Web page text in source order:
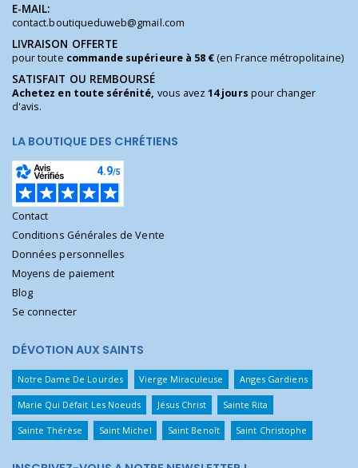
E-MAIL:
contact.boutiqueduweb@gmail.com
LIVRAISON OFFERTE
pour toute commande supérieure à 58 €(en France métropolitaine)
SATISFAIT OU REMBOURSÉ
Achetez en toute sérénité, vous avez14 jours pour changer
d'avis.
LA BOUTIQUE DES CHRÉTIENS
Contact
Conditions Générales de Vente
Données personnelles
Moyens de paiement
Blog
Se connecter
DÉVOTION AUX SAINTS
Notre Dame De Lourdes Vierge Miraculeuse Anges Gardiens
Marie Qui Défait Les Noeuds Jésus Christ Sainte Rita
Sainte Thérèse Saint Michel Saint Benoît Saint Christophe